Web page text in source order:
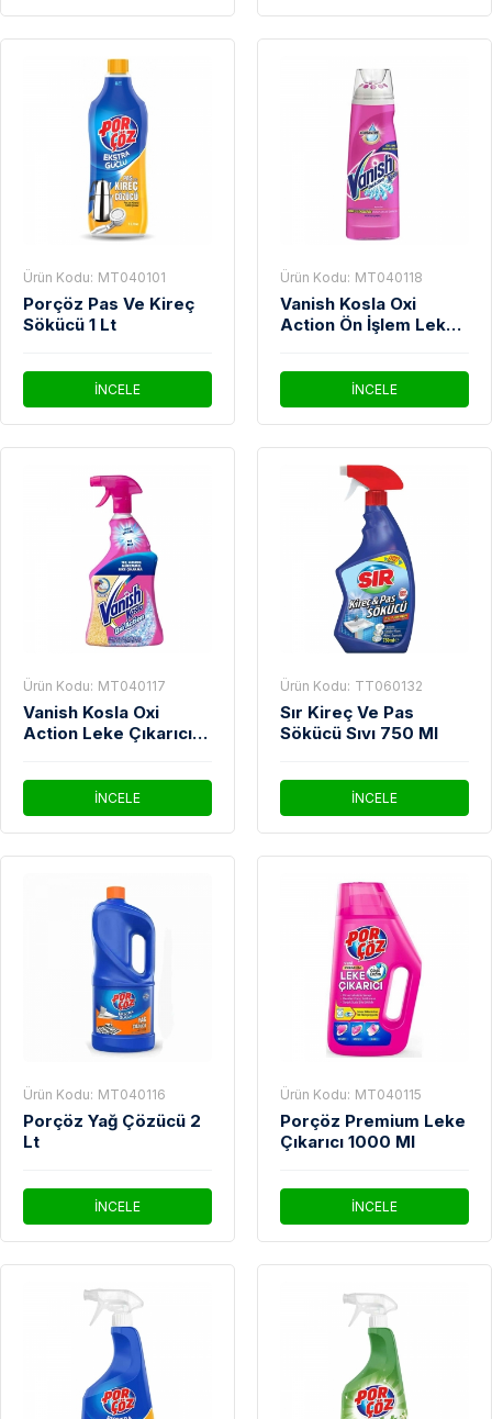
Ürün Kodu: MT040101
Porçöz Pas Ve Kireç
Sökücü 1 Lt
İNCELE
Ürün Kodu: MT040118
Vanish Kosla Oxi
Action Ön İşlem Leke
İNCELE
Ürün Kodu: MT040117
Vanish Kosla Oxi
Action Leke Çıkarıcı
İNCELE
Ürün Kodu: TT060132
Sır Kireç Ve Pas
Sökücü Sıvı 750 Ml
İNCELE
Ürün Kodu: MT040116
Porçöz Yağ Çözücü 2
Lt
İNCELE
Ürün Kodu: MT040115
Porçöz Premium Leke
Çıkarıcı 1000 Ml
İNCELE